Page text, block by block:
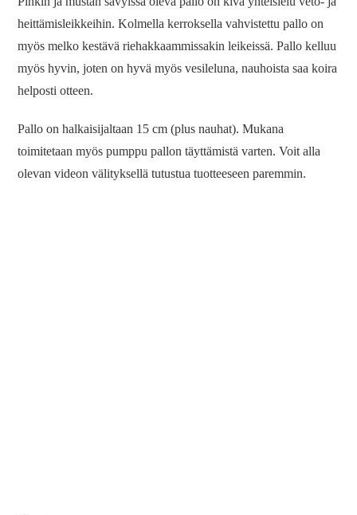
heittämisleikkeihin. Kolmella kerroksella vahvistettu pallo on
myös melko kestävä riehakkaammissakin leikeissä. Pallo kelluu
myös hyvin, joten on hyvä myös vesileluna, nauhoista saa koira
helposti otteen.
Pallo on halkaisijaltaan 15 cm (plus nauhat). Mukana
toimitetaan myös pumppu pallon täyttämistä varten. Voit alla
olevan videon välityksellä tutustua tuotteeseen paremmin.